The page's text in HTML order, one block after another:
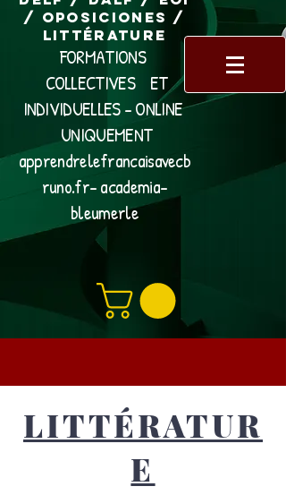
/ Oposiciones /
Littérature
FORMATIONS
COLLECTIVES ET
INDIVIDUELLES - ONLINE
UNIQUEMENT
apprendrelefrancaisavecb
runo.fr- academia-
bleumerle
LITTÉRATUR
E